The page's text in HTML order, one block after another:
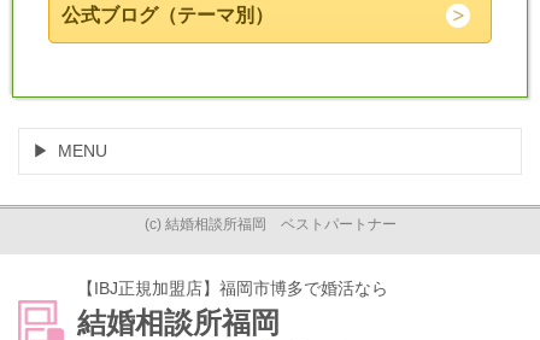
公式ブログ（テーマ別）
MENU
(c) 結婚相談所福岡 ベストパートナー
【IBJ正規加盟店】福岡市博多で婚活なら
結婚相談所福岡